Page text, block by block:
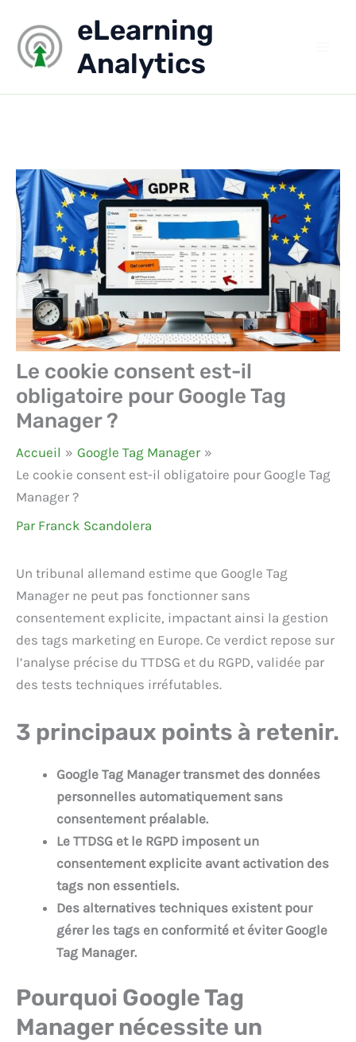
contenu
eLearning
Analytics
Le cookie consent est-il
obligatoire pour Google Tag
Manager ?
Accueil
Google Tag Manager
Le cookie consent est-il obligatoire pour Google Tag
Manager ?
Par Franck Scandolera
Un tribunal allemand estime que Google Tag
Manager ne peut pas fonctionner sans
consentement explicite, impactant ainsi la gestion
des tags marketing en Europe. Ce verdict repose sur
l’analyse précise du TTDSG et du RGPD, validée par
des tests techniques irréfutables.
3 principaux points à retenir.
Google Tag Manager transmet des données
personnelles automatiquement sans
consentement préalable.
Le TTDSG et le RGPD imposent un
consentement explicite avant activation des
tags non essentiels.
Des alternatives techniques existent pour
gérer les tags en conformité et éviter Google
Tag Manager.
Pourquoi Google Tag
Manager nécessite un